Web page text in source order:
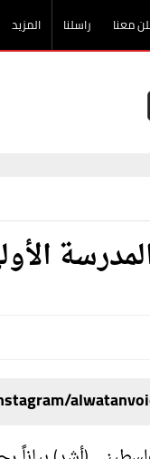
معنا راسلنا المزيد